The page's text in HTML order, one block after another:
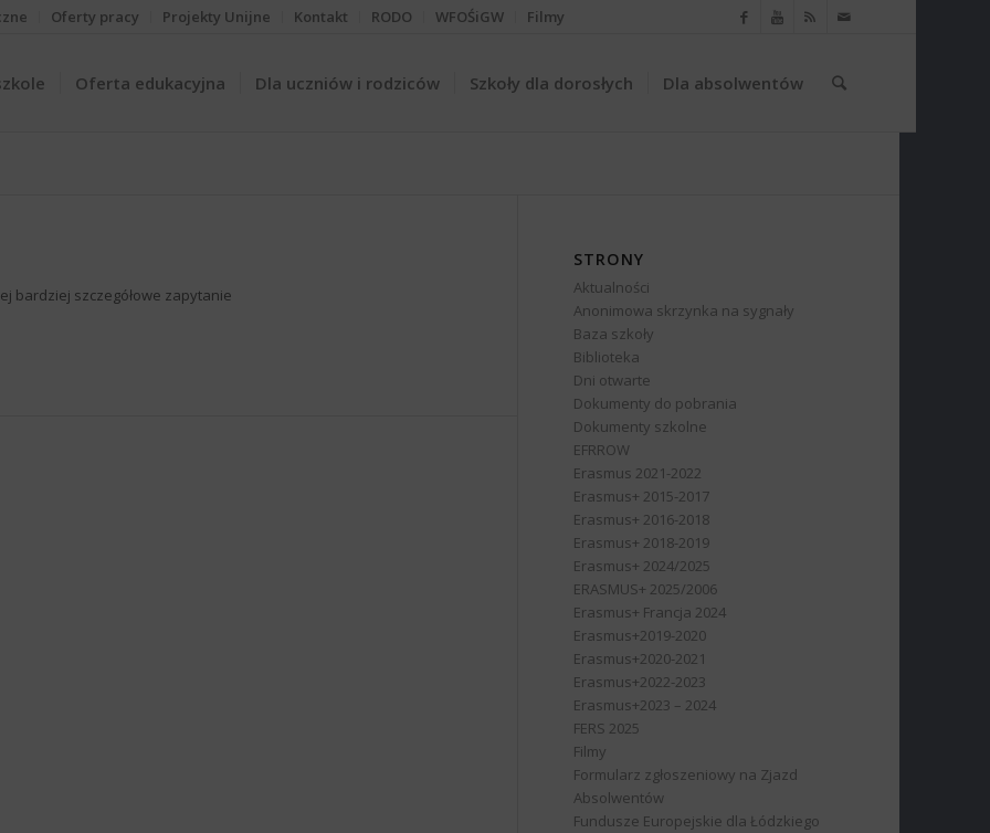
Oferty pracy Projekty Unijne Kontakt RODO WFOŚiGW Filmy
Oferta edukacyjna Dla uczniów i rodziców Szkoły dla dorosłych Dla absolwentów
bardziej szczegółowe zapytanie
STRONY
Aktualności
Anonimowa skrzynka na sygnały
Baza szkoły
Biblioteka
Dni otwarte
Dokumenty do pobrania
Dokumenty szkolne
EFRROW
Erasmus 2021-2022
Erasmus+ 2015-2017
Erasmus+ 2016-2018
Erasmus+ 2018-2019
Erasmus+ 2024/2025
ERASMUS+ 2025/2006
Erasmus+ Francja 2024
Erasmus+2019-2020
Erasmus+2020-2021
Erasmus+2022-2023
Erasmus+2023 – 2024
FERS 2025
Filmy
Formularz zgłoszeniowy na Zjazd
Absolwentów
Fundusze Europejskie dla Łódzkiego